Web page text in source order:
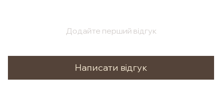
Додайте перший відгук
Написати відгук